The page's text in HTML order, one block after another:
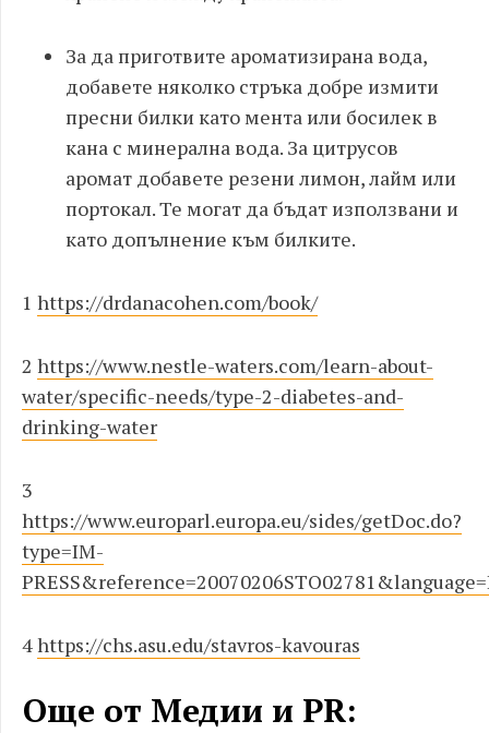
За да приготвите ароматизирана вода,
добавете няколко стръка добре измити
пресни билки като мента или босилек в
кана с минерална вода. За цитрусов
аромат добавете резени лимон, лайм или
портокал. Те могат да бъдат използвани и
като допълнение към билките.
1 https://drdanacohen.com/book/
2 https://www.nestle-waters.com/learn-about-
water/specific-needs/type-2-diabetes-and-
drinking-water
3
https://www.europarl.europa.eu/sides/getDoc.do?
type=IM-
4https://chs.asu.edu/stavros-kavouras
Още от Медии и PR: